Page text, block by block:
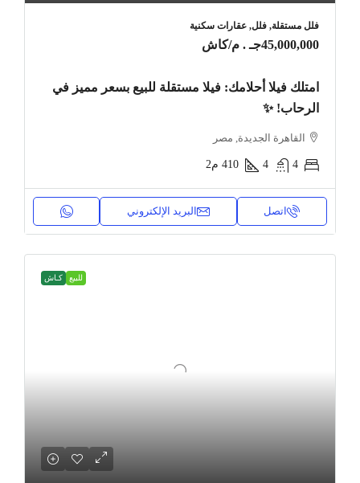
فلل مستقلة, فلل, عقارات سكنية
45,000,000جـ . م /كاش
امتلك فيلا أحلامك: فيلا مستقلة للبيع بسعر مميز في
الرحاب! ✨
القاهرة الجديدة, مصر
4
4
410 م2
اتصل البريد الإلكتروني
للبيع كـاش